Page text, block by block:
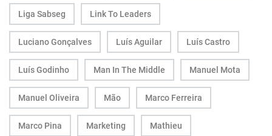
Liga Sabseg Link To Leaders
Luciano Gonçalves Luís Aguilar Luís Castro
Luís Godinho Man In The Middle Manuel Mota
Manuel Oliveira Mão Marco Ferreira
Marco Pina Marketing Mathieu